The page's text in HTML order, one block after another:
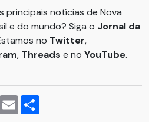
notícias de Nova
e do mundo? Siga o Jornal da
no Twitter,
, Threads e no YouTube.
WhatsApp
Email